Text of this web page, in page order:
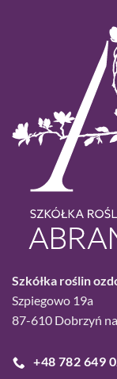
Szkółka roślin
Szpiegowo 19a
87-610 Dobrzyń
+48 782 649